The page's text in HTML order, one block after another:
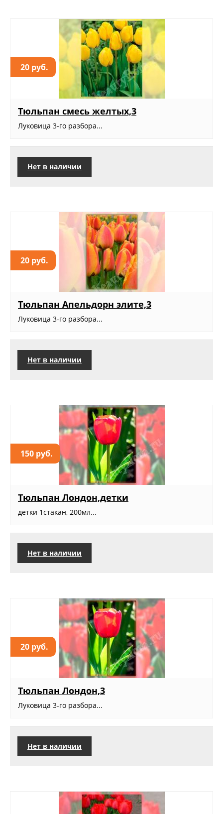
20 руб.
Тюльпан смесь желтых,3
Луковица 3-го разбора...
Нет в наличии
20 руб.
Тюльпан Апельдорн элите,3
Луковица 3-го разбора...
Нет в наличии
150 руб.
Тюльпан Лондон,детки
детки 1стакан, 200мл...
Нет в наличии
20 руб.
Тюльпан Лондон,3
Луковица 3-го разбора...
Нет в наличии